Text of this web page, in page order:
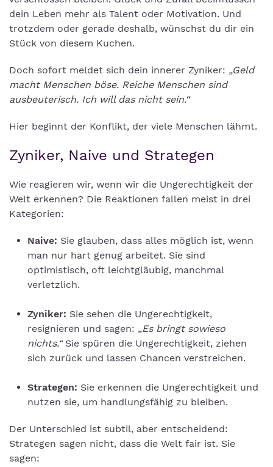
dein Leben mehr als Talent oder Motivation. Und
trotzdem oder gerade deshalb, wünschst du dir ein
Stück von diesem Kuchen.
Doch sofort meldet sich dein innerer Zyniker: „Geld
macht Menschen böse. Reiche Menschen sind
ausbeuterisch. Ich will das nicht sein.“
Hier beginnt der Konflikt, der viele Menschen lähmt.
Zyniker, Naive und Strategen
Wie reagieren wir, wenn wir die Ungerechtigkeit der
Welt erkennen? Die Reaktionen fallen meist in drei
Kategorien:
Naive: Sie glauben, dass alles möglich ist, wenn
man nur hart genug arbeitet. Sie sind
optimistisch, oft leichtgläubig, manchmal
verletzlich.
Zyniker: Sie sehen die Ungerechtigkeit,
resignieren und sagen: „Es bringt sowieso
nichts.“Sie spüren die Ungerechtigkeit, ziehen
sich zurück und lassen Chancen verstreichen.
Strategen: Sie erkennen die Ungerechtigkeit und
nutzen sie, um handlungsfähig zu bleiben.
Der Unterschied ist subtil, aber entscheidend:
Strategen sagen nicht, dass die Welt fair ist. Sie
sagen: